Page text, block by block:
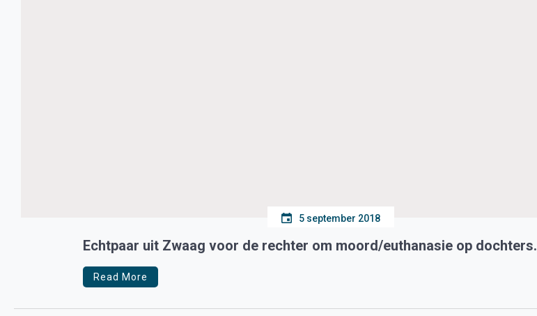
5 september 2018
Echtpaar uit Zwaag voor de rechter om moord/euthanasie op dochters.
Read More